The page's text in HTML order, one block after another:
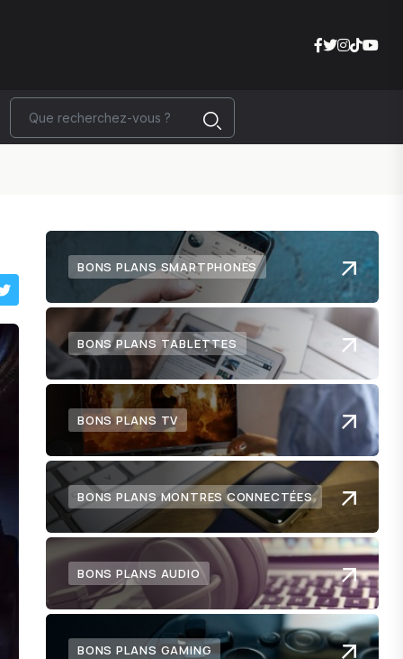
BONS PLANS SMARTPHONES
BONS PLANS TABLETTES
BONS PLANS TV
BONS PLANS MONTRES CONNECTÉES
BONS PLANS AUDIO
BONS PLANS GAMING